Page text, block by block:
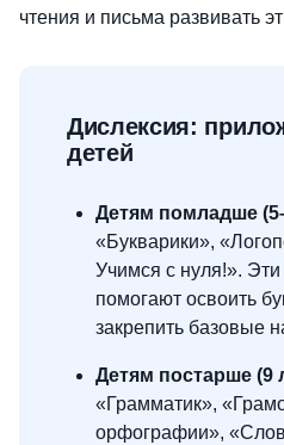
чтения и письма развивать
Дислексия:
детей
Детям помладше
«Букварики»,
Учимся с нуля!».
помогают освоить
закрепить базовые
Детям постарше (9
«Грамматик»,
орфографии»,